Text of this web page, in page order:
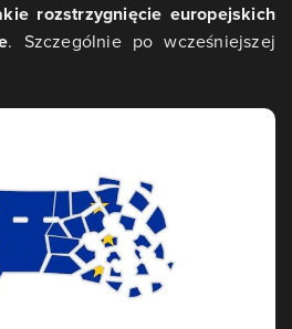
rozstrzygnięcie europejskich
. Szczególnie po wcześniejszej